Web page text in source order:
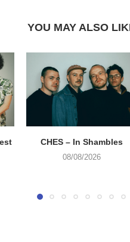
YOU MAY ALSO
CHES – In Shambles
08/08/2026